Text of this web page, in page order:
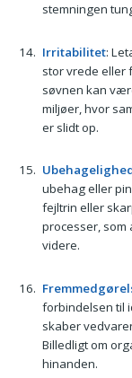
stemningen
Irritabilitet:
stor vrede eller
søvnen kan
miljøer, hvor
er slidt op.
ubehag eller
fejltrin eller
processer, som
videre.
forbindelsen til
skaber
Billedligt om
hinanden.